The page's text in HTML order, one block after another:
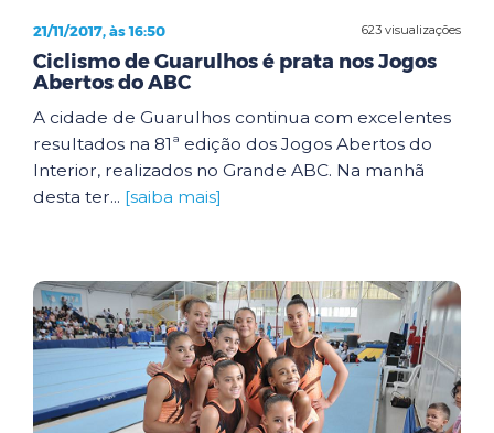
623 visualizações
21/11/2017, às 16:50
Ciclismo de Guarulhos é prata nos Jogos
Abertos do ABC
A cidade de Guarulhos continua com excelentes
resultados na 81ª edição dos Jogos Abertos do
Interior, realizados no Grande ABC. Na manhã
desta ter... [saiba mais]